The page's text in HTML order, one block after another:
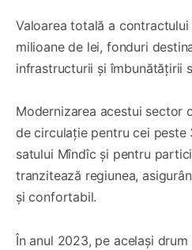
Valoarea totală a
milioane de lei, fonduri
infrastructurii și îmbunătățirii
Modernizarea acestui sector
de circulație pentru cei
satului Mîndîc și pentru
tranzitează regiunea,
și confortabil.
În anul 2023, pe același